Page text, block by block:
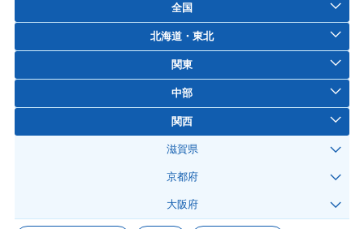
全国
北海道・東北
関東
中部
関西
滋賀県
京都府
大阪府